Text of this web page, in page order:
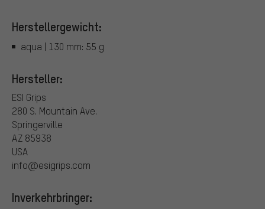
Herstellergewicht:
aqua | 130 mm: 55 g
Hersteller:
ESI Grips
280 S. Mountain Ave.
Springerville
AZ 85938
USA
info@esigrips.com
Inverkehrbringer: